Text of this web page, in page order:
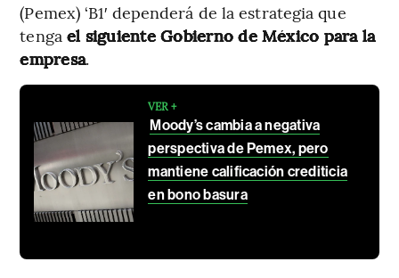
(Pemex) ‘B1′ dependerá de la estrategia que
tenga el siguiente Gobierno de México para la
empresa.
VER +
Moody’s cambia a negativa
perspectiva de Pemex, pero
mantiene calificación crediticia
en bono basura